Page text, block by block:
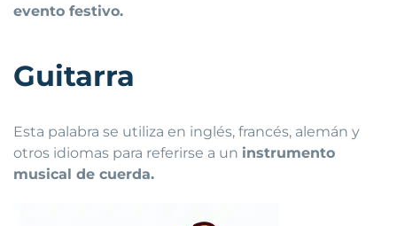
evento festivo.
Guitarra
Esta palabra se utiliza en inglés, francés, alemán y
otros idiomas para referirse a un instrumento
musical de cuerda.